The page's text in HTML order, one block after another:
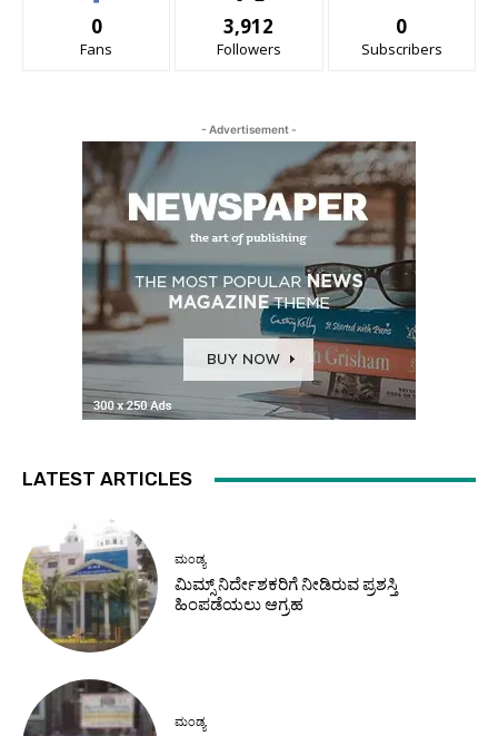
0
Fans
3,912
Followers
0
Subscribers
- Advertisement -
LATEST ARTICLES
ಮಂಡ್ಯ
ಮಿಮ್ಸ್ ನಿರ್ದೇಶಕರಿಗೆ ನೀಡಿರುವ ಪ್ರಶಸ್ತಿ
ಹಿಂಪಡೆಯಲು ಆಗ್ರಹ
ಮಂಡ್ಯ